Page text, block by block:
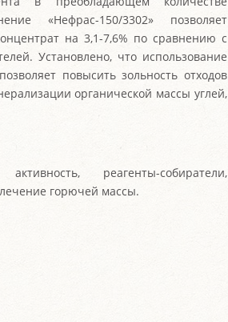
«Нефрас-150/3302» позволяет
на 3,1-7,6% по сравнению с
Установлено, что использование
повысить зольность отходов
органической массы углей,
реагенты-собиратели,
горючей массы.